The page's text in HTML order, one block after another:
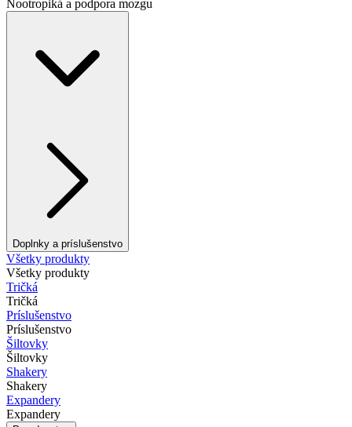
Nootropiká a podpora mozgu
Doplnky a príslušenstvo
Všetky produkty
Všetky produkty
Tričká
Tričká
Príslušenstvo
Príslušenstvo
Šiltovky
Šiltovky
Shakery
Shakery
Expandery
Expandery